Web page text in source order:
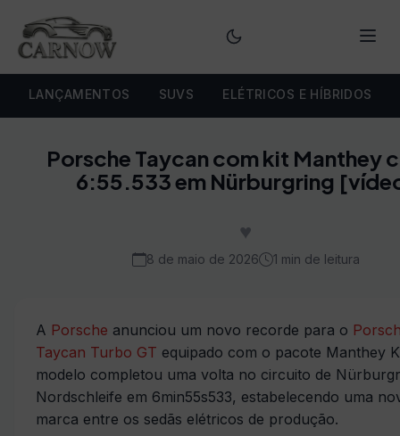
LANÇAMENTOS SUVS ELÉTRICOS E HÍBRIDOS
Porsche Taycan com kit Manthey
6:55.533 em Nürburgring
♥
8 de maio de 2026 1 min de leitura
A Porsche anunciou um novo recorde para o
Taycan Turbo GT equipado com o pacote Manthey
modelo completou uma volta no circuito de
Nordschleife em 6min55s533, estabelecendo uma
marca entre os sedãs elétricos de produção.